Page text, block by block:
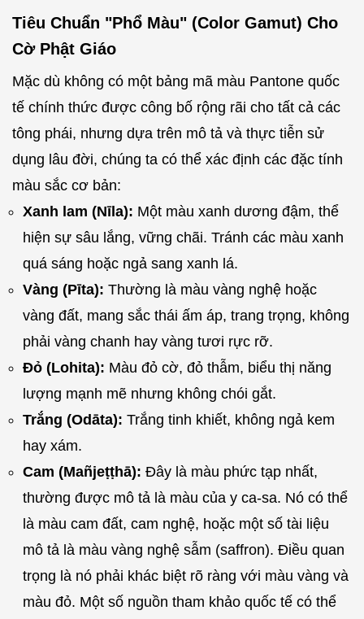
Tiêu Chuẩn "Phổ Màu" (Color Gamut) Cho
Cờ Phật Giáo
Mặc dù không có một bảng mã màu Pantone quốc
tế chính thức được công bố rộng rãi cho tất cả các
tông phái, nhưng dựa trên mô tả và thực tiễn sử
dụng lâu đời, chúng ta có thể xác định các đặc tính
màu sắc cơ bản:
Xanh lam (Nīla): Một màu xanh dương đậm, thể
hiện sự sâu lắng, vững chãi. Tránh các màu xanh
quá sáng hoặc ngả sang xanh lá.
Vàng (Pīta): Thường là màu vàng nghệ hoặc
vàng đất, mang sắc thái ấm áp, trang trọng, không
phải vàng chanh hay vàng tươi rực rỡ.
Đỏ (Lohita): Màu đỏ cờ, đỏ thẫm, biểu thị năng
lượng mạnh mẽ nhưng không chói gắt.
Trắng (Odāta): Trắng tinh khiết, không ngả kem
hay xám.
Cam (Mañjeṭṭhā): Đây là màu phức tạp nhất,
thường được mô tả là màu của y ca-sa. Nó có thể
là màu cam đất, cam nghệ, hoặc một số tài liệu
mô tả là màu vàng nghệ sẫm (saffron). Điều quan
trọng là nó phải khác biệt rõ ràng với màu vàng và
màu đỏ. Một số nguồn tham khảo quốc tế có thể